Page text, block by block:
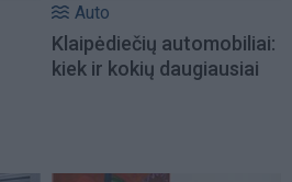
Auto
Klaipėdiečių automobiliai:
kiek ir kokių daugiausiai